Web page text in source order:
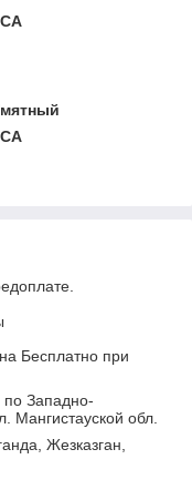
Бесплатно при
по Западно-
Мангистауской обл.
Жезказган,